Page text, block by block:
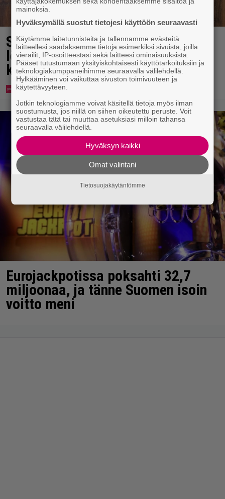
Syötkö perunoita näin? Tutkijat
löysivät yhteyden vakavaan
kansansairauteen
Eurojackpotissa poksahti 32,7
miljoonaa, ja tänne Suomen isoin
voitto meni
mainoksia.
Hyväksymällä suostut tietojesi käyttöön seuraavasti
Käytämme laitetunnisteita ja tallennamme evästeitä
laitteellesi saadaksemme tietoja esimerkiksi sivuista, joilla
vierailit, IP-osoitteestasi sekä laitteesi ominaisuuksista.
Pääset tutustumaan yksityiskohtaisesti käyttötarkoituksiin ja
teknologiakumppaneihimme seuraavalla välilehdellä.
Hylkääminen voi vaikuttaa sivuston toimivuuteen ja
käytettävyyteen.
Jotkin teknologiamme voivat käsitellä tietoja myös ilman
suostumusta, jos niillä on siihen oikeutettu peruste. Voit
vastustaa tätä tai muuttaa asetuksiasi milloin tahansa
seuraavalla välilehdellä.
Hyväksyn kaikki
Omat valintani
Tietosuojakäytäntömme